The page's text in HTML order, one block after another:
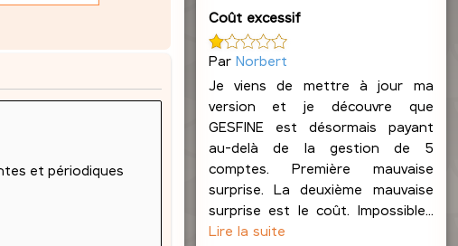
Coût excessif
Par Norbert
Je viens de mettre à jour ma
version et je découvre que
GESFINE est désormais payant
au-delà de la gestion de 5
comptes. Première mauvaise
surprise. La deuxième mauvaise
surprise est le coût. Impossible...
Lire la suite